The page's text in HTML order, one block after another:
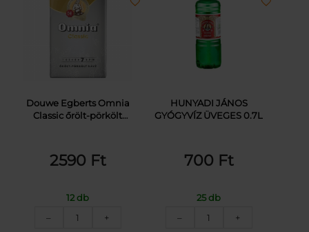
Douwe Egberts Omnia
Classic őrölt-pörkölt
2590 Ft
12 db
–
D.E.OMNIA
+
HUNYADI JÁNOS
GYÓGYVÍZ ÜVEGES 0.7L
700 Ft
25 db
–
HUNYADI
+